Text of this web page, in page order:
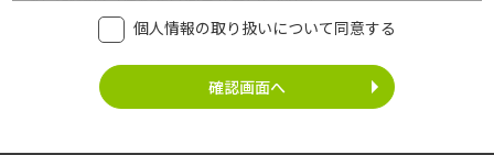
利用目的：
ご記入頂いた個人情報は、次の利用目的達成の範囲内において
利用いたします。
個人情報の利用
個人情報の取り扱いについて同意する